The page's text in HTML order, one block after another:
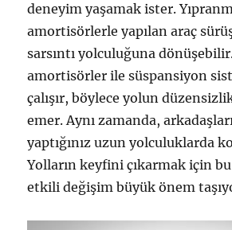
deneyim yaşamak ister.
amortisörlerle yapılan araç
sarsıntı yolculuğuna
amortisörler ile süspansiyon
çalışır, böylece yolun
emer. Aynı zamanda,
yaptığınız uzun yolculuklarda
Yolların keyfini çıkarmak için
etkili değişim büyük önem